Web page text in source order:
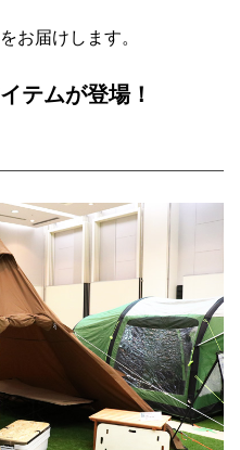
お届けします。
テムが登場！